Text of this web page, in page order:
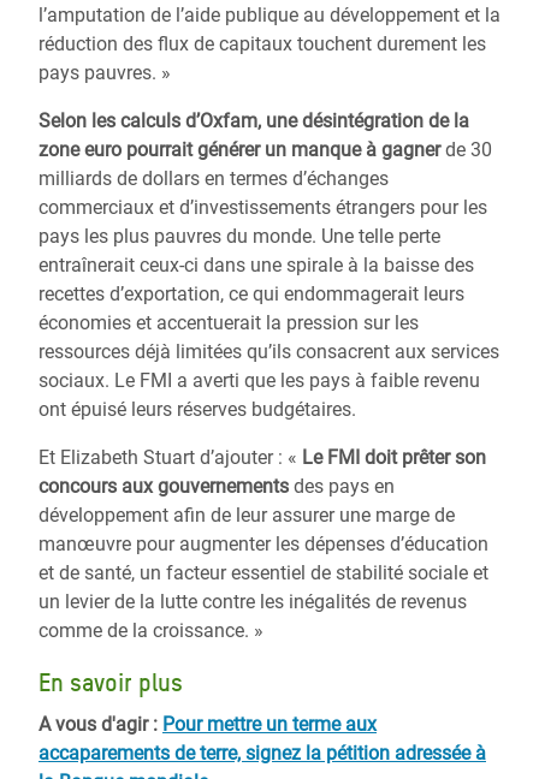
l’amputation de l’aide publique au développement et la
réduction des flux de capitaux touchent durement les
pays pauvres. »
Selon les calculs d’Oxfam, une désintégration de la
zone euro pourrait générer un manque à gagnerde 30
milliards de dollars en termes d’échanges
commerciaux et d’investissements étrangers pour les
pays les plus pauvres du monde. Une telle perte
entraînerait ceux-ci dans une spirale à la baisse des
recettes d’exportation, ce qui endommagerait leurs
économies et accentuerait la pression sur les
ressources déjà limitées qu’ils consacrent aux services
sociaux. Le FMI a averti que les pays à faible revenu
ont épuisé leurs réserves budgétaires.
Et Elizabeth Stuart d’ajouter : « Le FMI doit prêter son
concours aux gouvernements des pays en
développement afin de leur assurer une marge de
manœuvre pour augmenter les dépenses d’éducation
et de santé, un facteur essentiel de stabilité sociale et
un levier de la lutte contre les inégalités de revenus
comme de la croissance. »
En savoir plus
A vous d'agir : Pour mettre un terme aux
accaparements de terre, signez la pétition adressée à